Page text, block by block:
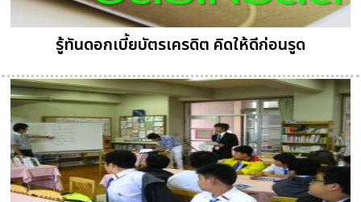
รู้ทันดอกเบี้ยบัตรเครดิต คิดให้ดีก่อนรูด